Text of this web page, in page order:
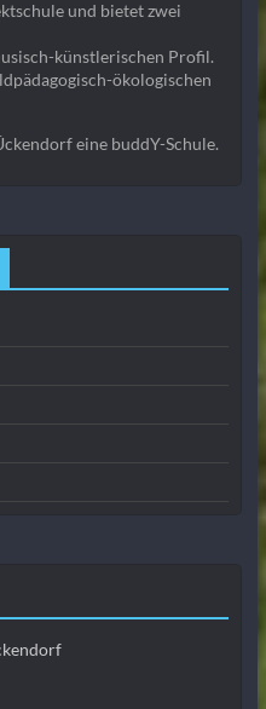
und bietet zwei
künstlerischen Profil.
ökologischen
eine buddY-Schule.